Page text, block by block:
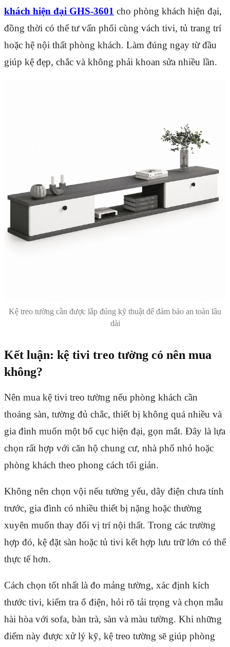
khách hiện đại GHS-3601 cho phòng khách hiện đại,
đồng thời có thể tư vấn phối cùng vách tivi, tủ trang trí
hoặc hệ nội thất phòng khách. Làm đúng ngay từ đầu
giúp kệ đẹp, chắc và không phải khoan sửa nhiều lần.
Kệ treo tường cần được lắp đúng kỹ thuật để đảm bảo an toàn lâu
dài
Kết luận: kệ tivi treo tường có nên mua
không?
Nên mua kệ tivi treo tường nếu phòng khách cần
thoáng sàn, tường đủ chắc, thiết bị không quá nhiều và
gia đình muốn một bố cục hiện đại, gọn mắt. Đây là lựa
chọn rất hợp với căn hộ chung cư, nhà phố nhỏ hoặc
phòng khách theo phong cách tối giản.
Không nên chọn vội nếu tường yếu, dây điện chưa tính
trước, gia đình có nhiều thiết bị nặng hoặc thường
xuyên muốn thay đổi vị trí nội thất. Trong các trường
hợp đó, kệ đặt sàn hoặc tủ tivi kết hợp lưu trữ lớn có thể
thực tế hơn.
Cách chọn tốt nhất là đo mảng tường, xác định kích
thước tivi, kiểm tra ổ điện, hỏi rõ tải trọng và chọn mẫu
hài hòa với sofa, bàn trà, sàn và màu tường. Khi những
điểm này được xử lý kỹ, kệ treo tường sẽ giúp phòng